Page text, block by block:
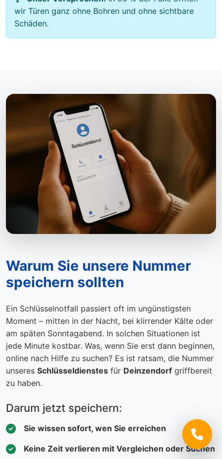
wir Türen ganz ohne Bohren und ohne sichtbare
Schäden.
Warum Sie unsere Nummer
speichern sollten
Ein Schlüsselnotfall passiert oft im ungünstigsten
Moment – mitten in der Nacht, bei klirrender Kälte oder
am späten Sonntagabend. In solchen Situationen ist
jede Minute kostbar. Was, wenn Sie erst dann beginnen,
online nach Hilfe zu suchen? Es ist ratsam, die Nummer
unseres Schlüsseldienstes für Deinzendorf griffbereit
zu haben.
Darum jetzt speichern:
Sie wissen sofort, wen Sie erreichen
Keine Zeit verlieren mit Vergleichen oder Suchen